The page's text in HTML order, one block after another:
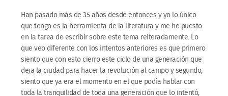
Han pasado más de 35 años desde entonces y yo lo único
que tengo es la herramienta de la literatura y me he puesto
en la tarea de escribir sobre este tema reiteradamente. Lo
que veo diferente con los intentos anteriores es que primero
siento que con esto cierro este ciclo de una generación que
deja la ciudad para hacer la revolución al campo y segundo,
siento que ya era el momento en el que podía hablar con
toda la tranquilidad de toda una generación que lo intentó,